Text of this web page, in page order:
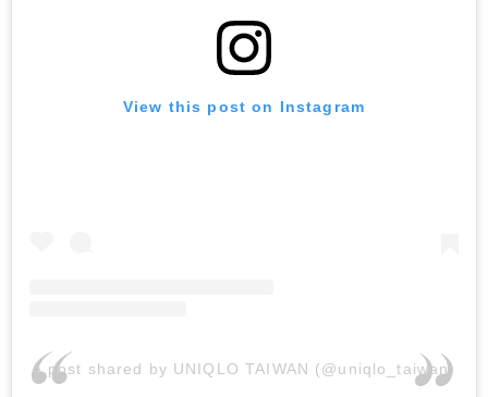
View this post on Instagram
A post shared by UNIQLO TAIWAN (@uniqlo_taiwan)